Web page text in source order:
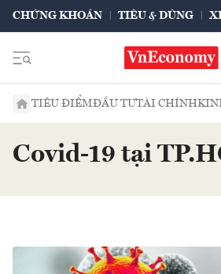
CHỨNG KHOÁN TIÊU & DÙNG
TIÊU ĐIỂMĐẦU TƯTÀI CHÍNH
Covid-19 tại